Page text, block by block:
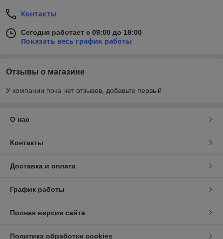
Контакты
Сегодня работает с 09:00 до 18:00
Показать весь график работы
Отзывы о магазине
У компании пока нет отзывов, добавьте первый
О нас
Контакты
Доставка и оплата
График работы
Полная версия сайта
Политика обработки cookies